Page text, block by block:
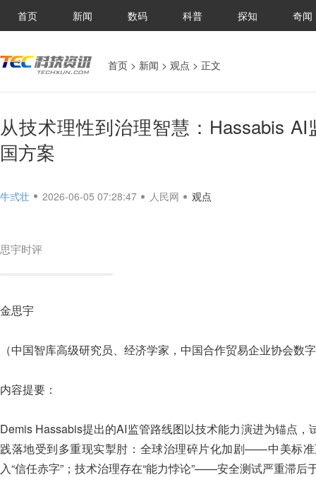
首页 新闻 数码 科普 探知 奇闻
首页 > 新闻 > 观点 > 正文
从技术理性到治理智慧：Hassabis
国方案
牛弎壮 2026-06-05 07:28:47 人民网 观点
思宇时评
金思宇
（中国智库高级研究员、经济学家，中国合作贸易企业协会数
内容提要：
Demis Hassabis提出的AI监管路线图以技术能力演进为锚点
践落地受到多重现实掣肘：全球治理碎片化加剧——中美标
入“信任赤字”；技术治理存在“能力悖论”——安全测试严重滞